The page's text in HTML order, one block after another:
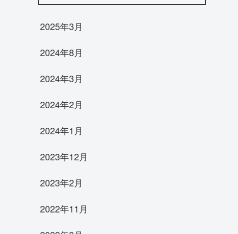
2025年3月
2024年8月
2024年3月
2024年2月
2024年1月
2023年12月
2023年2月
2022年11月